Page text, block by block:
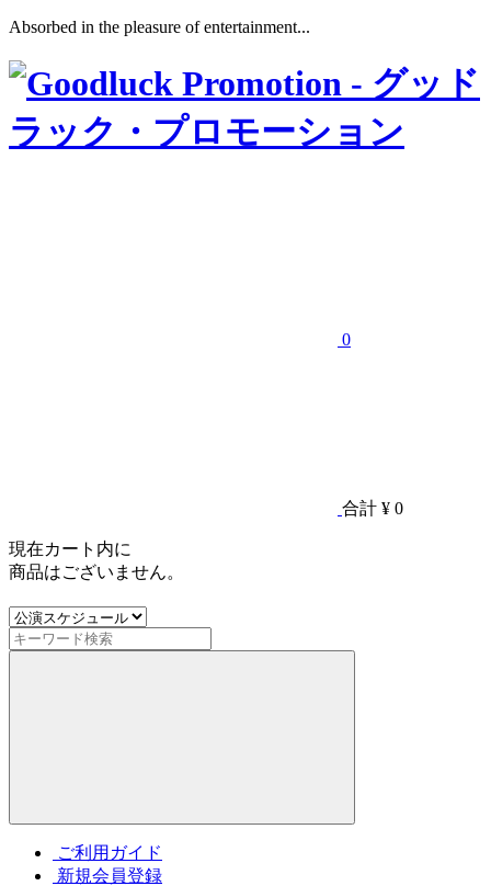
Absorbed in the pleasure of entertainment...
0
合計 ¥ 0
現在カート内に
商品はございません。
ご利用ガイド
新規会員登録